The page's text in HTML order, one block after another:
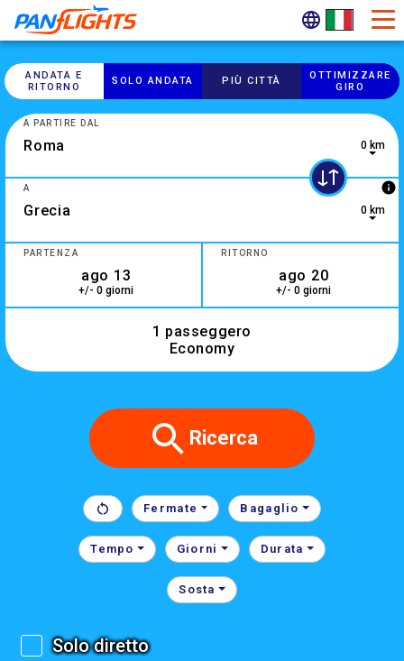
ANDATA E
RITORNO
SOLO ANDATA PIÙ CITTÀ
OTTIMIZZARE
GIRO
A PARTIRE DAL
0 km
10 results are available, use up and down arrow keys to
A info
0 km
PARTENZA
+/- 0 giorni
RITORNO
+/- 0 giorni
1 passeggero
Economy
Ricerca
Fermate Bagaglio
Tempo Giorni Durata
Sosta
Solo diretto